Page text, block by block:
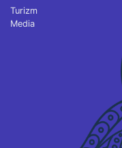
Turizm
Media